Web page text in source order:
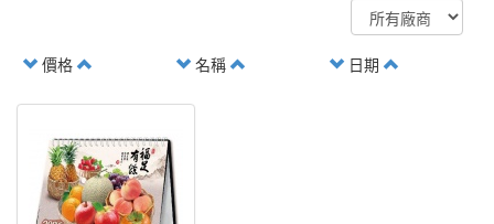
價格 名稱 日期